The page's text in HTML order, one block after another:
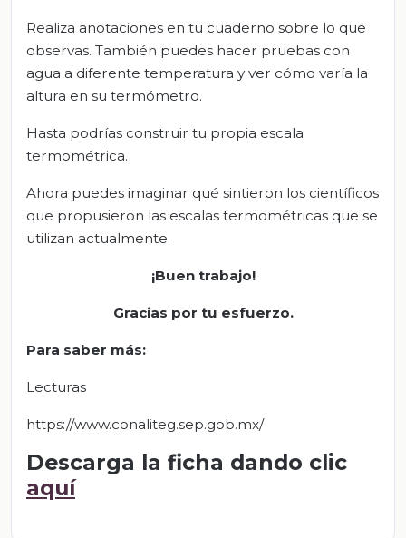
Realiza anotaciones en tu cuaderno sobre lo que
observas. También puedes hacer pruebas con
agua a diferente temperatura y ver cómo varía la
altura en su termómetro.
Hasta podrías construir tu propia escala
termométrica.
Ahora puedes imaginar qué sintieron los científicos
que propusieron las escalas termométricas que se
utilizan actualmente.
¡Buen trabajo!
Gracias por tu esfuerzo.
Para saber más:
Lecturas
https://www.conaliteg.sep.gob.mx/
Descarga la ficha dando clic
aquí